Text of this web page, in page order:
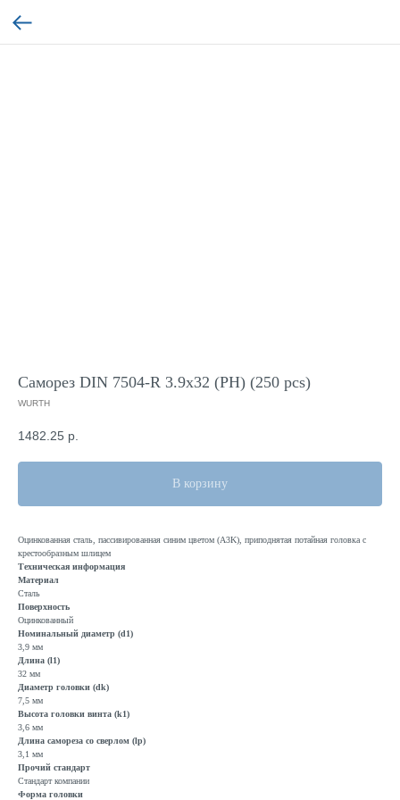
Саморез DIN 7504-R 3.9x32 (PH) (250 pcs)
WURTH
1482.25 р.
В корзину
Оцинкованная сталь, пассивированная синим цветом (A3K), приподнятая потайная головка с
крестообразным шлицем
Техническая информация
Материал
Сталь
Поверхность
Оцинкованный
Номинальный диаметр (d1)
3,9 мм
Длина (l1)
32 мм
Диаметр головки (dk)
7,5 мм
Высота головки винта (k1)
3,6 мм
Длина самореза со сверлом (lp)
3,1 мм
Прочий стандарт
Стандарт компании
Форма головки